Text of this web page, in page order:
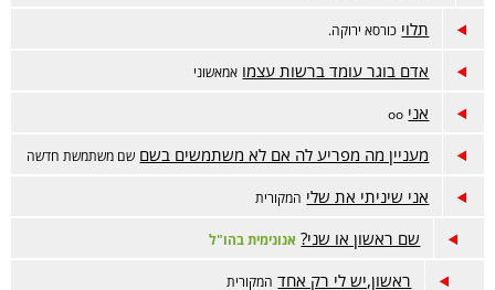
תלוי כורסא ירוקה.
אדם בוגר עומד ברשות עצמו אמאשוני
אני oo
מעניין מה מפריע לה אם לא משתמשים בשם שם משתמשת חדשה
אני שיניתי את שלי המקורית
שם ראשון או שני? אנונימית בהו"ל
ראשון,יש לי רק אחד המקורית